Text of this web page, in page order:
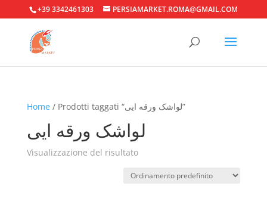
+39 3342461303 PERSIAMARKET.ROMA@GMAIL.COM
Home / Prodotti taggati “لواشک ورقه ایی”
لواشک ورقه ایی
Visualizzazione del risultato